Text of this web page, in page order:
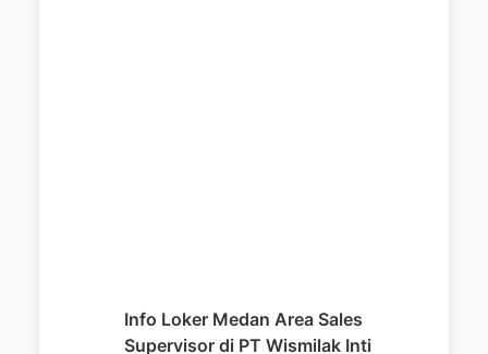
Info Loker Medan Area Sales
Supervisor di PT Wismilak Inti